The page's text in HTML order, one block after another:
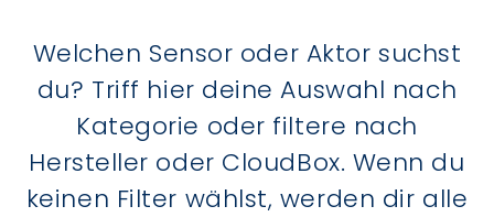
Welchen Sensor oder Aktor suchst
du? Triff hier deine Auswahl nach
Kategorie oder filtere nach
Hersteller oder CloudBox. Wenn du
keinen Filter wählst, werden dir alle